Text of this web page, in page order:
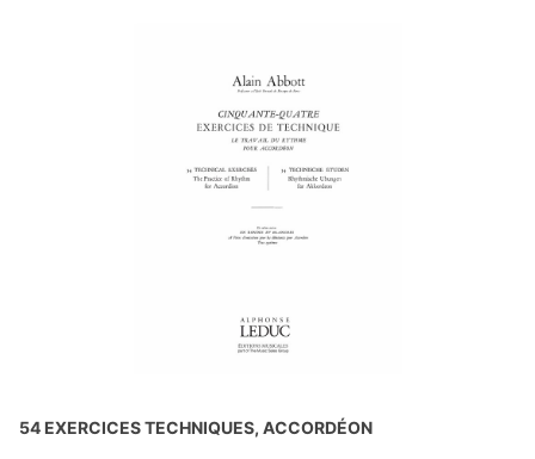
54 EXERCICES TECHNIQUES, ACCORDÉON